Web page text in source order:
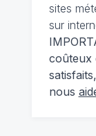
sites
sur
coûteux
nous